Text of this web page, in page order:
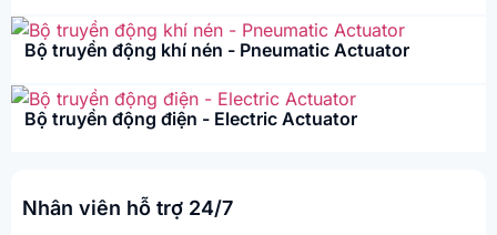
Bộ truyền động khí nén - Pneumatic Actuator
Bộ truyền động điện - Electric Actuator
Nhân viên hỗ trợ 24/7